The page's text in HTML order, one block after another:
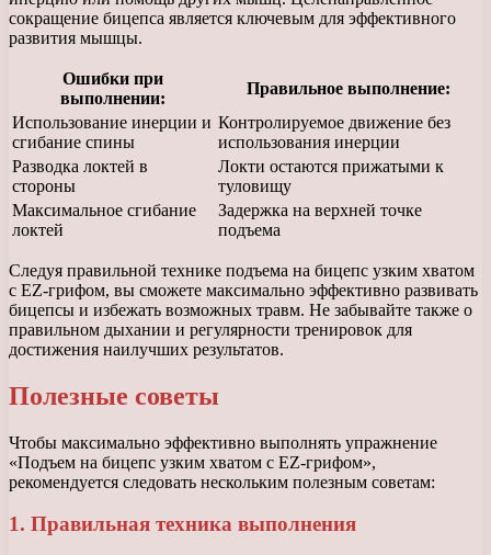
сокращение бицепса является ключевым для эффективного
развития мышцы.
Ошибки при
выполнении:
Правильное выполнение:
Использование инерции и
сгибание спины
Контролируемое движение без
использования инерции
Разводка локтей в
стороны
Локти остаются прижатыми к
туловищу
Максимальное сгибание
локтей
Задержка на верхней точке
подъема
Следуя правильной технике подъема на бицепс узким хватом
с EZ-грифом, вы сможете максимально эффективно развивать
бицепсы и избежать возможных травм. Не забывайте также о
правильном дыхании и регулярности тренировок для
достижения наилучших результатов.
Полезные советы
Чтобы максимально эффективно выполнять упражнение
«Подъем на бицепс узким хватом с EZ-грифом»,
рекомендуется следовать нескольким полезным советам:
1. Правильная техника выполнения